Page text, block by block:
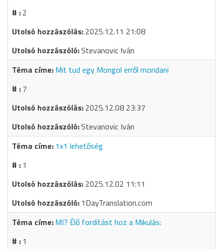
2
2025.12.11 21:08
Stevanovic Iván
Mit tud egy Mongol erről mondani
7
2025.12.08 23:37
Stevanovic Iván
1x1 lehetőség
1
2025.12.02 11:11
1DayTranslation.com
MI? Élő fordítást hoz a Mikulás:
1